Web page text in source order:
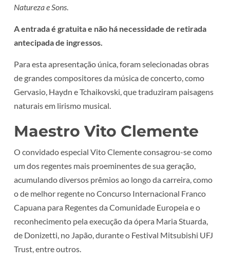
Natureza e Sons.
A entrada é gratuita e não há necessidade de retirada
antecipada de ingressos.
Para esta apresentação única, foram selecionadas obras
de grandes compositores da música de concerto, como
Gervasio, Haydn e Tchaikovski, que traduziram paisagens
naturais em lirismo musical.
Maestro Vito Clemente
O convidado especial Vito Clemente consagrou-se como
um dos regentes mais proeminentes de sua geração,
acumulando diversos prêmios ao longo da carreira, como
o de melhor regente no Concurso Internacional Franco
Capuana para Regentes da Comunidade Europeia e o
reconhecimento pela execução da ópera Maria Stuarda,
de Donizetti, no Japão, durante o Festival Mitsubishi UFJ
Trust, entre outros.